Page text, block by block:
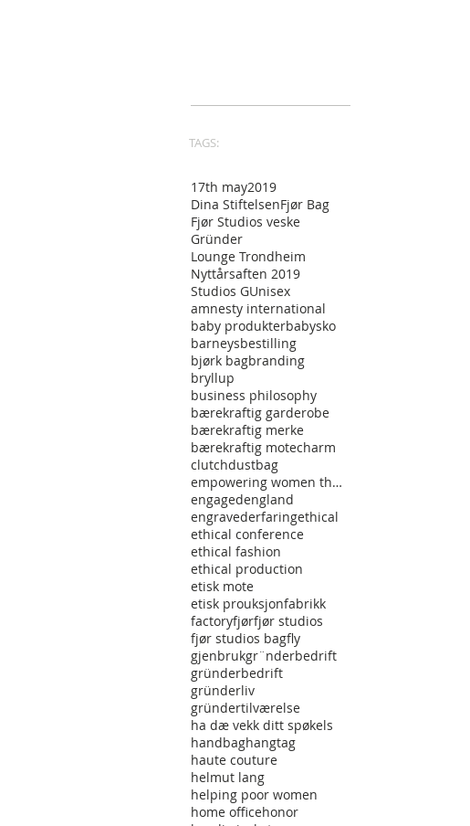
TAGS:
17th may2019
Dina StiftelsenFjør Bag
Fjør Studios veske
Gründer
Lounge Trondheim
Nyttårsaften 2019
Studios GUnisex
amnesty international
baby produkterbabysko
barneysbestilling
bjørk bagbranding
bryllup
business philosophy
bærekraftig garderobe
bærekraftig merke
bærekraftig motecharm
clutchdustbag
empowering women through fashon
engagedengland
engravederfaringethical
ethical conference
ethical fashion
ethical production
etisk mote
etisk prouksjonfabrikk
factoryfjørfjør studios
fjør studios bagfly
gjenbrukgr¨nderbedrift
gründerbedrift
gründerliv
gründertilværelse
ha dæ vekk ditt spøkels
handbaghangtag
haute couture
helmut lang
helping poor women
home officehonor